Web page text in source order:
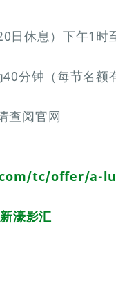
日休息）下午1时
分钟（每节名额
查阅官网
tc/offer/a-
濠影汇